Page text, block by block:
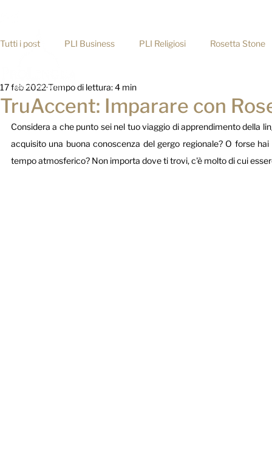
Tutti i post PLI Business PLI Religiosi Rosetta Stone
Consigli pratici
TruAccent: Imparare con
17 feb 2022 Tempo di lettura: 4 min
Considera a che punto sei nel tuo viaggio di apprendimento della
acquisito una buona conoscenza del gergo regionale? O forse
tempo atmosferico? Non importa dove ti trovi, c'è molto di cui